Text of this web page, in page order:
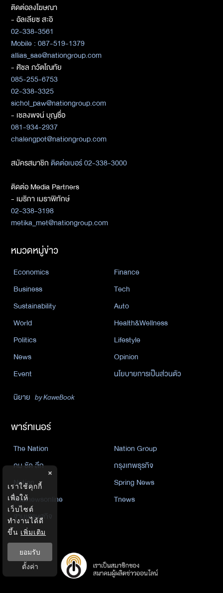
ติดต่อลงโฆษณา
- อัลเลียซ สะอิ
02-338-3561
Mobile : 087-519-1379
allias_sae@nationgroup.com
- ศิชล ภวัตโณทัย
085-255-6753
02-338-3325
sichol_paw@nationgroup.com
- เชลงพจน์ บุญซื่อ
081-934-2937
chalengpot@nationgroup.com
สมัครสมาชิกติดต่อเบอร์ 02-338-3000
ติดต่อ Media Partners
- เมธิกา เมธาพิทักษ์
02-338-3198
metika_met@nationgroup.com
หมวดหมู่ข่าว
Economics
Finance
Business
Tech
Sustainability
Auto
World
Health&Wellness
Politics
Lifestyle
News
Opinion
Event
นโยบายการเป็นส่วนตัว
นิยาย by KaweBook
พาร์ทเนอร์
The Nation
Nation Group
คม ชัด ลึก
กรุงเทพธุรกิจ
Nation
Spring News
Thainewsonline
Tnews
ฐานเศรษฐกิจ
×
เราใช้คุกกี้
เพื่อให้
เว็บไซต์
ทำงานได้ดี
ขึ้น เพิ่มเติม
ยอมรับ
ตั้งค่า